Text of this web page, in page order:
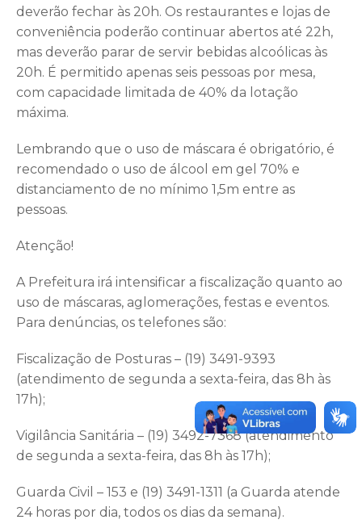
deverão fechar às 20h. Os restaurantes e lojas de
conveniência poderão continuar abertos até 22h,
mas deverão parar de servir bebidas alcoólicas às
20h. É permitido apenas seis pessoas por mesa,
com capacidade limitada de 40% da lotação
máxima.
Lembrando que o uso de máscara é obrigatório, é
recomendado o uso de álcool em gel 70% e
distanciamento de no mínimo 1,5m entre as
pessoas.
Atenção!
A Prefeitura irá intensificar a fiscalização quanto ao
uso de máscaras, aglomerações, festas e eventos.
Para denúncias, os telefones são:
Fiscalização de Posturas – (19) 3491-9393
(atendimento de segunda a sexta-feira, das 8h às
17h);
Vigilância Sanitária – (19) 3492-7368 (atendimento
de segunda a sexta-feira, das 8h às 17h);
Guarda Civil – 153 e (19) 3491-1311 (a Guarda atende
24 horas por dia, todos os dias da semana).